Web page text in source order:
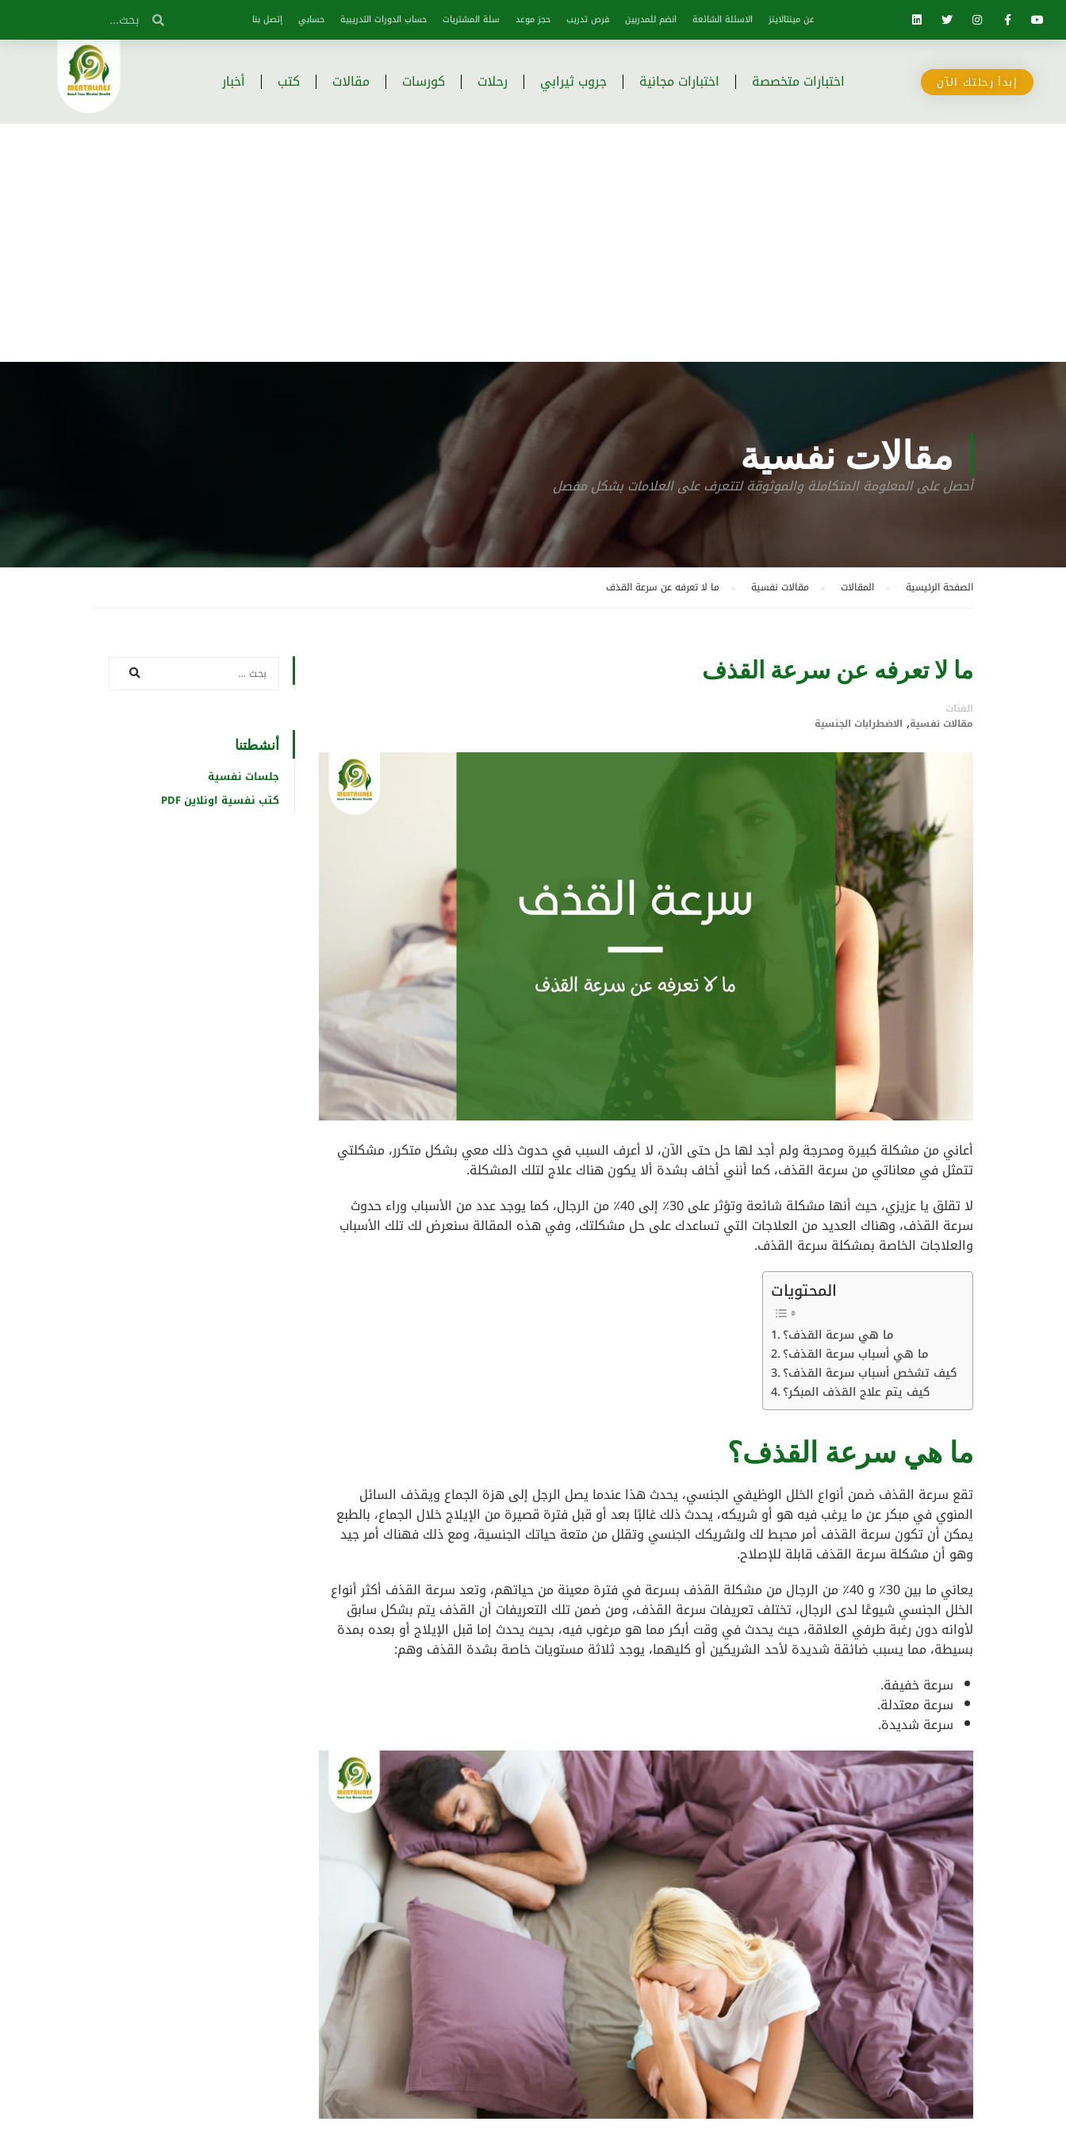
عن مينتالاينز الاسئلة الشائعة انضم للمدربين فرص تدريب حجز موعد سلة المشتريات حساب الدورات التدريبية حسابي إتصل بنا
إبدأ رحلتك الآن اختبارات متخصصة اختبارات مجانية جروب ثيرابي رحلات كورسات مقالات كتب أخبار
مقالات نفسية
أحصل على المعلومة المتكاملة والموثوقة لتتعرف على العلامات بشكل مفصل
الصفحة الرئيسية المقالات مقالات نفسية ما لا تعرفه عن سرعة القذف
ما لا تعرفه عن سرعة القذف
الفئات
مقالات نفسية, الاضطرابات الجنسية
أعاني من مشكلة كبيرة ومحرجة ولم أجد لها حل حتى الآن، لا أعرف السبب في حدوث ذلك معي بشكل متكرر، مشكلتي
تتمثل في معاناتي من سرعة القذف، كما أنني أخاف بشدة ألا يكون هناك علاج لتلك المشكلة.
لا تقلق يا عزيزي، حيث أنها مشكلة شائعة وتؤثر على 30٪ إلى 40٪ من الرجال، كما يوجد عدد من الأسباب وراء حدوث
سرعة القذف، وهناك العديد من العلاجات التي تساعدك على حل مشكلتك، وفي هذه المقالة سنعرض لك تلك الأسباب
والعلاجات الخاصة بمشكلة سرعة القذف.
المحتويات
ما هي سرعة القذف؟
ما هي أسباب سرعة القذف؟
كيف تشخص أسباب سرعة القذف؟
كيف يتم علاج القذف المبكر؟
ما هي سرعة القذف؟
تقع سرعة القذف ضمن أنواع الخلل الوظيفي الجنسي، يحدث هذا عندما يصل الرجل إلى هزة الجماع ويقذف السائل
المنوي في مبكر عن ما يرغب فيه هو أو شريكه، يحدث ذلك غالبًا بعد أو قبل فترة قصيرة من الإيلاج خلال الجماع، بالطبع
يمكن أن تكون سرعة القذف أمر محبط لك ولشريكك الجنسي وتقلل من متعة حياتك الجنسية، ومع ذلك فهناك أمر جيد
وهو أن مشكلة سرعة القذف قابلة للإصلاح.
يعاني ما بين 30٪ و 40٪ من الرجال من مشكلة القذف بسرعة في فترة معينة من حياتهم، وتعد سرعة القذف أكثر أنواع
الخلل الجنسي شيوعًا لدى الرجال، تختلف تعريفات سرعة القذف، ومن ضمن تلك التعريفات أن القذف يتم بشكل سابق
لأوانه دون رغبة طرفي العلاقة، حيث يحدث في وقت أبكر مما هو مرغوب فيه، بحيث يحدث إما قبل الإيلاج أو بعده بمدة
بسيطة، مما يسبب ضائقة شديدة لأحد الشريكين أو كليهما، يوجد ثلاثة مستويات خاصة بشدة القذف وهم:
سرعة خفيفة.
سرعة معتدلة.
سرعة شديدة.
أنشطتنا
جلسات نفسية
كتب نفسية اونلاين PDF